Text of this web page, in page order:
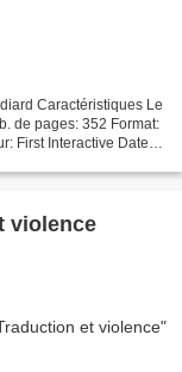
Caractéristiques Le
de pages: 352 Format:
First Interactive Date
violence